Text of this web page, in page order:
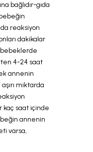
bağlıdır-gıda
reaksiyon
dakikalar
4-24 saat
annenin
miktarda
saat içinde
annenin
varsa,